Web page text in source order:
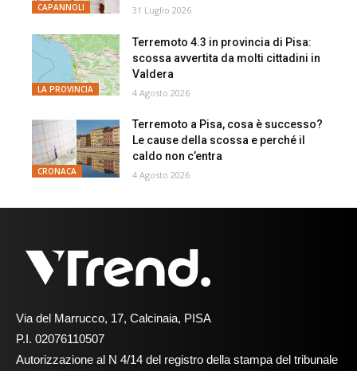
CAPANNOLI 31 Luglio 2026
LA PROVINCIA
Terremoto 4.3 in provincia di Pisa:
scossa avvertita da molti cittadini in
Valdera
4 Agosto 2026
CRONACA
Terremoto a Pisa, cosa è successo?
Le cause della scossa e perché il
caldo non c’entra
4 Agosto 2026
Via del Marrucco, 17, Calcinaia, PISA
P.I. 02076110507
Autorizzazione al N 4/14 del registro della stampa del tribunale